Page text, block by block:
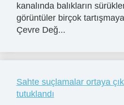
kanalında balıkların
görüntüler birçok
Çevre Değ...
Sahte suçlamalar ortaya
tutuklandı